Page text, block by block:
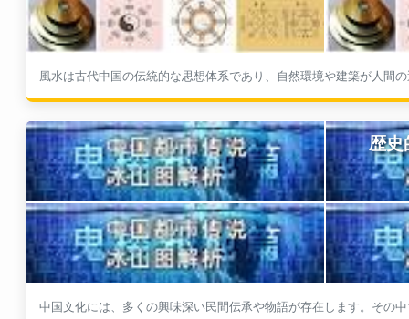
風水は古代中国の伝統的な思想体系であり、自然環境や建築が人間
歴史
中国文化には、多くの興味深い民間伝承や物語が存在します。その